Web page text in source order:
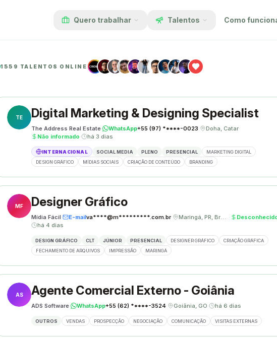
Quero trabalhar Talentos Como
1559 TALENTOS ONLINE
TE Digital Marketing & Designing Specialist
The Address Real Estate· WhatsApp+55 (97) *****-0023· Doha, Catar·
Não informado· há 3 dias
INTERNACIONAL SOCIAL MEDIA PLENO PRESENCIAL
MARKETING DIGITAL
DESIGN GRÁFICO
MÍDIAS SOCIAIS CRIAÇÃO DE CONTEÚDO BRANDING
MF Designer Gráfico
Mídia Fácil· E-mailva****@m*********.com.br· Maringá, PR, Brasil ·
há 4 dias
DESIGN GRÁFICO CLT JÚNIOR PRESENCIAL DESIGNER GRÁFICO
CRIAÇÃO GRÁFICA
FECHAMENTO DE ARQUIVOS
IMPRESSÃO MARINGÁ
AS Agente Comercial Externo - Goiânia
ADS Software· WhatsApp+55 (62) *****-3524· Goiânia, GO· há 6 dias
OUTROS VENDAS PROSPECÇÃO NEGOCIAÇÃO COMUNICAÇÃO VISITAS EXTERNAS